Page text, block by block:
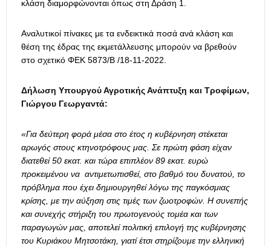
κλάση διαμορφώνονται όπως στη Δράση 1.
Αναλυτικοί πίνακες με τα ενδεικτικά ποσά ανά κλάση και
θέση της έδρας της εκμετάλλευσης μπορούν να βρεθούν
στο σχετικό ΦΕΚ 5873/Β /18-11-2022.
Δήλωση Υπουργού Αγροτικής Ανάπτυξη και Τροφίμων,
Γιώργου Γεωργαντά:
«Για δεύτερη φορά μέσα στο έτος η κυβέρνηση στέκεται
αρωγός στους κτηνοτρόφους μας. Σε πρώτη φάση είχαν
διατεθεί 50 εκατ. και τώρα επιπλέον 89 εκατ. ευρώ
προκειμένου να αντιμετωπισθεί, στο βαθμό του δυνατού, το
πρόβλημα που έχει δημιουργηθεί λόγω της παγκόσμιας
κρίσης, με την αύξηση στις τιμές των ζωοτροφών. Η συνεπής
και συνεχής στήριξη του πρωτογενούς τομέα και των
παραγωγών μας, αποτελεί πολιτική επιλογή της κυβέρνησης
του Κυριάκου Μητσοτάκη, γιατί έτσι στηρίζουμε την ελληνική